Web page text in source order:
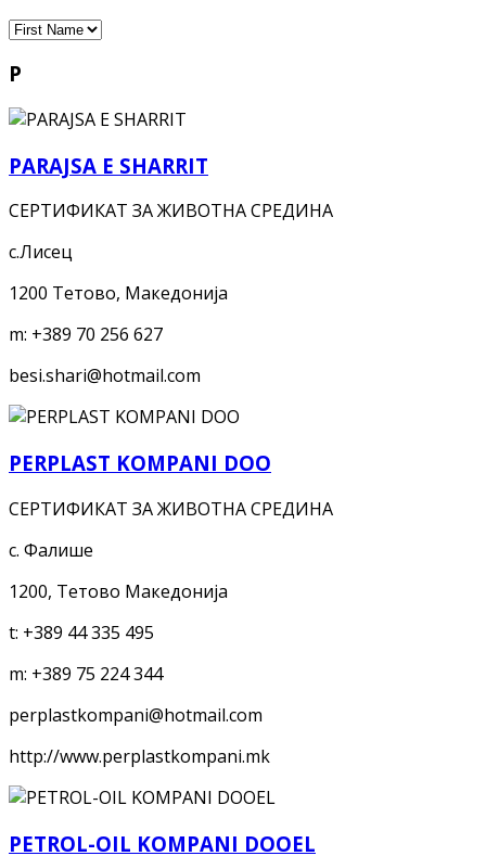
P
PARAJSA E SHARRIT
СЕРТИФИКАТ ЗА ЖИВОТНА СРЕДИНА
с.Лисец
1200 Тетово, Македонија
m: +389 70 256 627
besi.shari@hotmail.com
PERPLAST KOMPANI DOO
СЕРТИФИКАТ ЗА ЖИВОТНА СРЕДИНА
с. Фалише
1200, Тетово Македонија
t: +389 44 335 495
m: +389 75 224 344
perplastkompani@hotmail.com
http://www.perplastkompani.mk
PETROL-OIL KOMPANI DOOEL